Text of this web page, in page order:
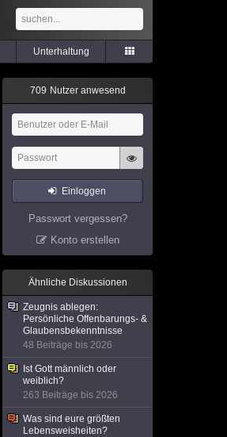
Unterhaltung
709 Nutzer anwesend
Einloggen
Passwort vergessen?
Konto erstellen
Ähnliche Diskussionen
Zeugnis ablegen:
Persönliche Offenbarungs- &
Glaubensbekenntnisse
48 Beiträge bis 2026
Ist Gott männlich oder
weiblich?
263 Beiträge bis 2026
Was sind eure größten
Lebensweisheiten?